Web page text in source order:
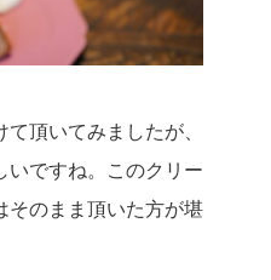
頂いてみましたが、
ですね。
このクリー
そのまま頂いた方が堪